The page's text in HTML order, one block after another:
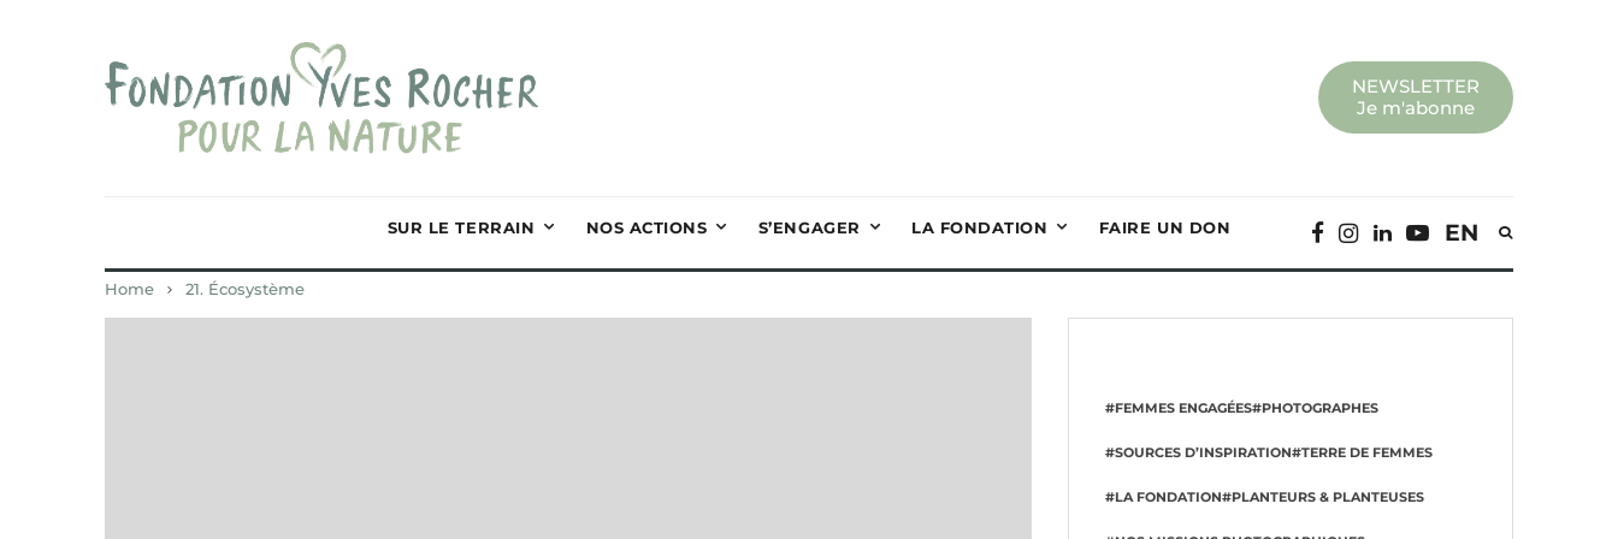
NEWSLETTER
Je m'abonne
SUR LE TERRAIN NOS ACTIONS S’ENGAGER LA FONDATION FAIRE UN DON EN
Home 21. Écosystème
#FEMMES ENGAGÉES#PHOTOGRAPHES
#SOURCES D’INSPIRATION#TERRE DE FEMMES
#LA FONDATION#PLANTEURS & PLANTEUSES